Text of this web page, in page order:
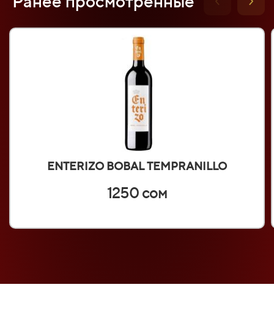
ENTERIZO BOBAL TEMPRANILLO
1250 сом